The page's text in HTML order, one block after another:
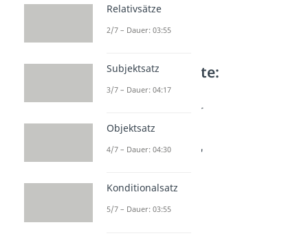
Weitere Inhalte:
Grammatik
Komma bei und/oder
Komma vor "und"
Komma vor "oder"
und dass Komma
Relativsätze
2/7 – Dauer: 03:55
Subjektsatz
3/7 – Dauer: 04:17
Objektsatz
4/7 – Dauer: 04:30
Konditionalsatz
5/7 – Dauer: 03:55